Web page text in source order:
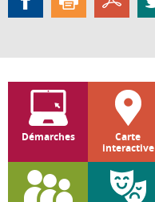
Démarches
Carte
interactive